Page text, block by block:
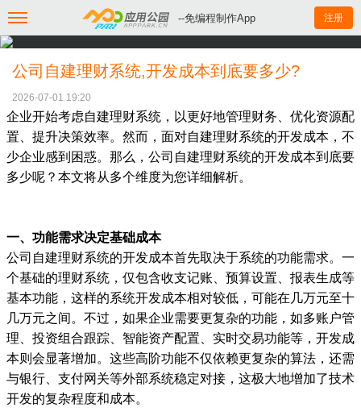
--免编程制作App 注册
公司自建理财系统,开发成本到底要多少?
2026-07-01 19:20
企业开始考虑自建理财系统，以更好地管理财务、优化资源配
置、提升决策效率。然而，面对自建理财系统的开发成本，不
少企业感到困惑。那么，公司自建理财系统的开发成本到底要
多少呢？本文将从多个维度为您详细解析。
一、功能需求决定基础成本
公司自建理财系统的开发成本首先取决于系统的功能需求。一
个基础的理财系统，仅包含收支记账、预算设置、报表生成等
基本功能，这样的系统开发成本相对较低，可能在几万元至十
几万元之间。不过，如果企业需要更复杂的功能，如多账户管
理、投资组合跟踪、智能资产配置、实时交易功能等，开发成
本则会显著增加。这些高阶功能不仅依赖更复杂的算法，还需
与银行、支付网关等外部系统稳定对接，这极大地增加了技术
开发的复杂程度和成本。